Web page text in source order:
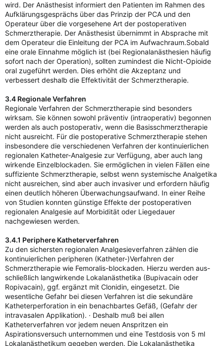
wird. Der Anästhesist informiert den Patienten im Rahmen des
Aufklärungsgesprächs über das Prinzip der PCA und den
Operateur über die vorgesehene Art der postoperativen
Schmerztherapie. Der Anästhesist übernimmt in Absprache mit
dem Operateur die Einleitung der PCA im Aufwachraum.Sobald
eine orale Einnahme möglich ist (bei Regionalanästhesien häufig
sofort nach der Operation), sollten zumindest die Nicht-Opioide
oral zugeführt werden. Dies erhöht die Akzeptanz und
verbessert deshalb die Effektivität der Schmerztherapie.
3.4 Regionale Verfahren
Regionale Verfahren der Schmerztherapie sind besonders
wirksam. Sie können sowohl präventiv (intraoperativ) begonnen
werden als auch postoperativ, wenn die Basisschmerztherapie
nicht ausreicht. Für die postoperative Schmerztherapie stehen
insbesondere die verschiedenen Verfahren der kontinuierlichen
regionalen Katheter-Analgesie zur Verfügung, aber auch lang
wirkende Einzelblockaden. Sie ermöglichen in vielen Fällen eine
suffiziente Schmerztherapie, selbst wenn systemische Analgetika
nicht ausreichen, sind aber auch invasiver und erfordern häufig
einen deutlich höheren Überwachungsaufwand. In einer Reihe
von Studien konnten günstige Effekte der postoperativen
regionalen Analgesie auf Morbidität oder Liegedauer
nachgewiesen werden.
3.4.1 Periphere Katheterverfahren
Zu den sichersten regionalen Analgesieverfahren zählen die
kontinuierlichen peripheren (Katheter-)Verfahren der
Schmerztherapie wie Femoralis-blockaden. Hierzu werden aus-
schließlich langwirkende Lokalanästhetika (Bupivacain oder
Ropivacain), ggf. ergänzt mit Clonidin, eingesetzt. Die
wesentliche Gefahr bei diesen Verfahren ist die sekundäre
Katheterperforation in ein benachbartes Gefäß, (Gefahr der
intravasalen Applikation). · Deshalb muß bei allen
Katheterverfahren vor jedem neuen Anspritzen ein
Aspirationsversuch unternommen und eine Testdosis von 5 ml
Lokalanästhetikum gegeben werden. Die Lokalanästhetika